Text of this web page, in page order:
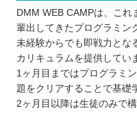
DMM WEB CAMPは、こ
輩出してきたプログラミン
未経験からでも即戦力とな
カリキュラムを提供してい
1ヶ月目まではプログラミ
題をクリアすることで基礎
2ヶ月目以降は生徒のみで